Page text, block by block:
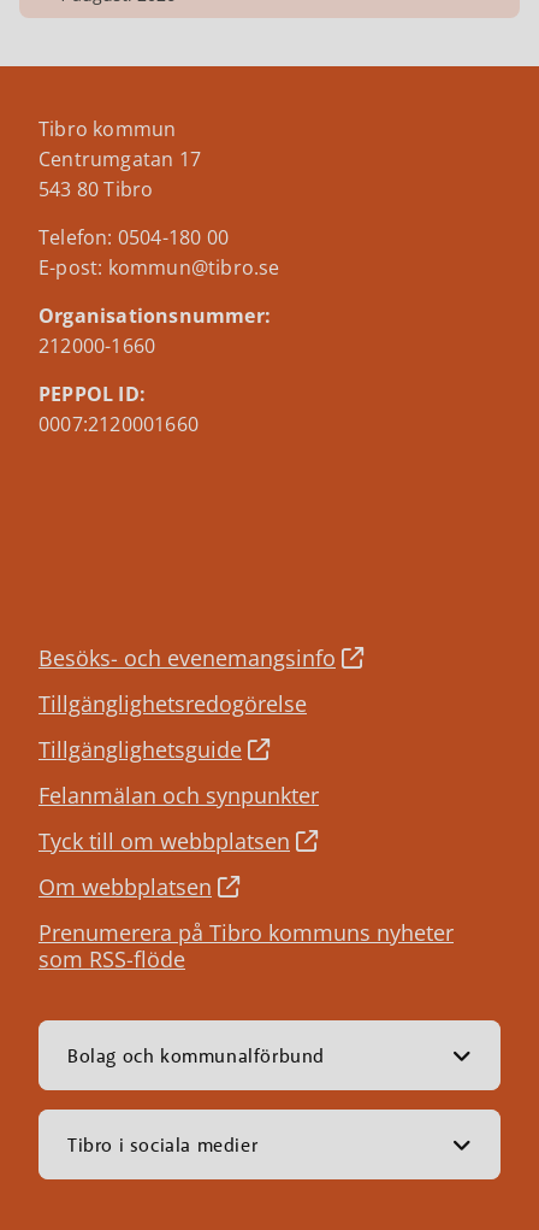
Tibro kommun
Centrumgatan 17
543 80 Tibro
Telefon: 0504-180 00
E-post: kommun@tibro.se
Organisationsnummer:
212000-1660
PEPPOL ID:
0007:2120001660
Besöks- och evenemangsinfo
Tillgänglighetsredogörelse
Tillgänglighetsguide
Felanmälan och synpunkter
Tyck till om webbplatsen
Om webbplatsen
Prenumerera på Tibro kommuns nyheter
som RSS-flöde
Bolag och kommunalförbund
Tibro i sociala medier